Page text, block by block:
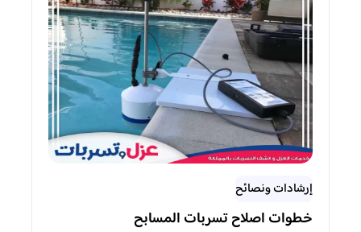
إرشادات ونصائح
خطوات اصلاح تسربات المسابح